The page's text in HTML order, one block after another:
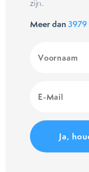
zijn.
Meer dan3979
(Vereist)
Mail